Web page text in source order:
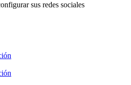
sus redes sociales